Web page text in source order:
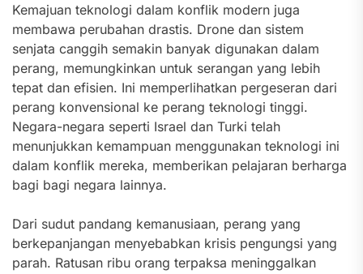
Kemajuan teknologi dalam konflik modern juga
membawa perubahan drastis. Drone dan sistem
senjata canggih semakin banyak digunakan dalam
perang, memungkinkan untuk serangan yang lebih
tepat dan efisien. Ini memperlihatkan pergeseran dari
perang konvensional ke perang teknologi tinggi.
Negara-negara seperti Israel dan Turki telah
menunjukkan kemampuan menggunakan teknologi ini
dalam konflik mereka, memberikan pelajaran berharga
bagi bagi negara lainnya.
Dari sudut pandang kemanusiaan, perang yang
berkepanjangan menyebabkan krisis pengungsi yang
parah. Ratusan ribu orang terpaksa meninggalkan